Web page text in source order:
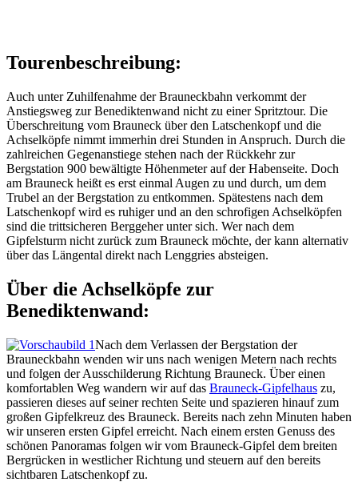
Tourenbeschreibung:
Auch unter Zuhilfenahme der Brauneckbahn verkommt der
Anstiegsweg zur Benediktenwand nicht zu einer Spritztour. Die
Überschreitung vom Brauneck über den Latschenkopf und die
Achselköpfe nimmt immerhin drei Stunden in Anspruch. Durch die
zahlreichen Gegenanstiege stehen nach der Rückkehr zur
Bergstation 900 bewältigte Höhenmeter auf der Habenseite. Doch
am Brauneck heißt es erst einmal Augen zu und durch, um dem
Trubel an der Bergstation zu entkommen. Spätestens nach dem
Latschenkopf wird es ruhiger und an den schrofigen Achselköpfen
sind die trittsicheren Berggeher unter sich. Wer nach dem
Gipfelsturm nicht zurück zum Brauneck möchte, der kann alternativ
über das Längental direkt nach Lenggries absteigen.
Über die Achselköpfe zur
Benediktenwand:
Nach dem Verlassen der Bergstation der
Brauneckbahn wenden wir uns nach wenigen Metern nach rechts
und folgen der Ausschilderung Richtung Brauneck. Über einen
komfortablen Weg wandern wir auf das Brauneck-Gipfelhaus zu,
passieren dieses auf seiner rechten Seite und spazieren hinauf zum
großen Gipfelkreuz des Brauneck. Bereits nach zehn Minuten haben
wir unseren ersten Gipfel erreicht. Nach einem ersten Genuss des
schönen Panoramas folgen wir vom Brauneck-Gipfel dem breiten
Bergrücken in westlicher Richtung und steuern auf den bereits
sichtbaren Latschenkopf zu.